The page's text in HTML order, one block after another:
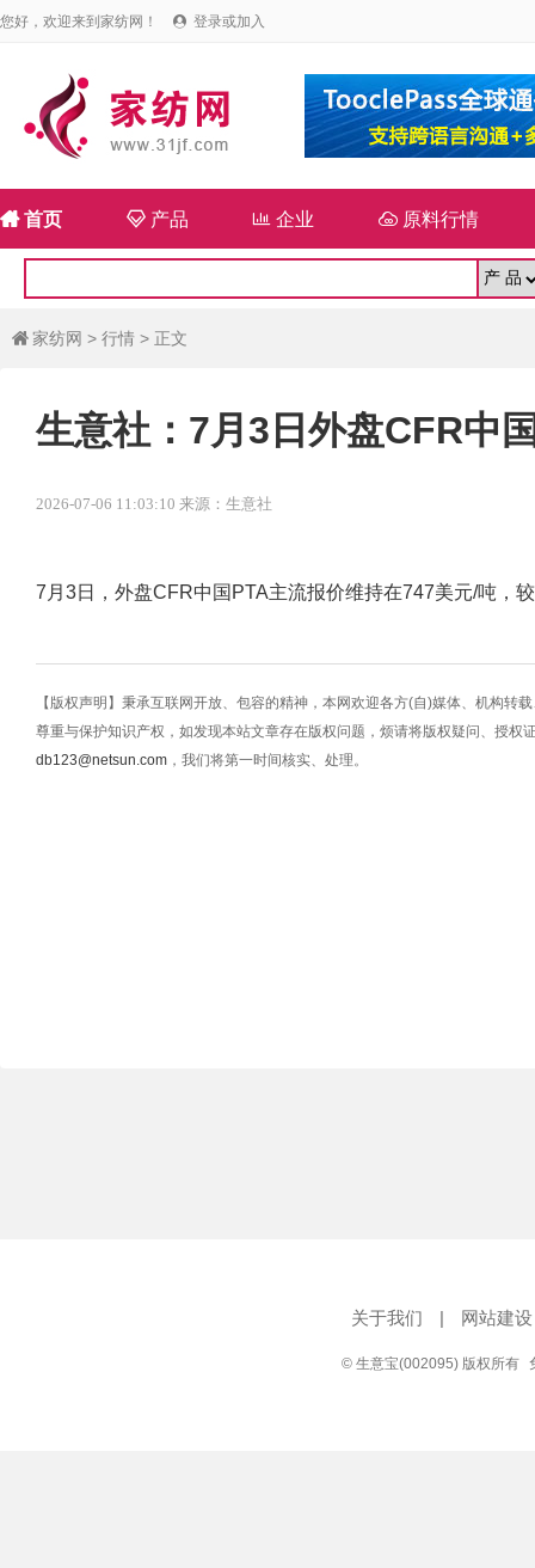
您好，欢迎来到家纺网！  登录或加入
首页 产品  企业 原料行情
 家纺网 > 行情 > 正文
生意社：7月3日外盘CFR中
2026-07-06 11:03:10 来源：生意社
7月3日，外盘CFR中国PTA主流报价维持在747美元/吨，
【版权声明】秉承互联网开放、包容的精神，本网欢迎各方(自)媒体、机构转
尊重与保护知识产权，如发现本站文章存在版权问题，烦请将版权疑问、授权
db123@netsun.com ，我们将第一时间核实、处理。
关于我们 | 网站建设
© 生意宝(002095) 版权所有